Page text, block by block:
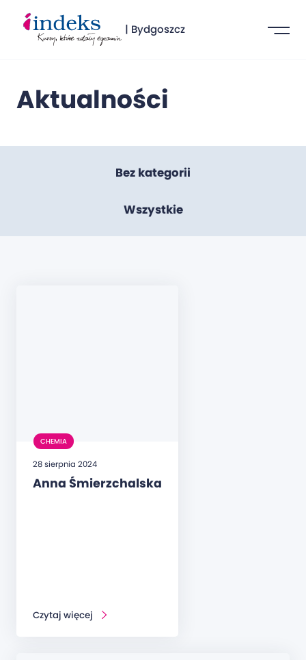
| Bydgoszcz
Aktualności
Bez kategorii
Wszystkie
CHEMIA
28 sierpnia 2024
Anna Śmierzchalska
Czytaj więcej